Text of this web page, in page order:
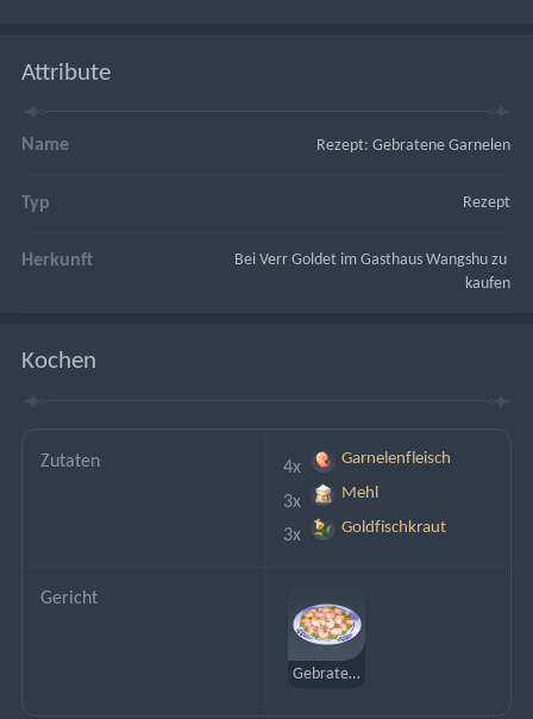
Attribute
Name Rezept: Gebratene Garnelen
Typ Rezept
Herkunft
Bei Verr Goldet im Gasthaus Wangshu zu
kaufen
Kochen
Zutaten 4x Garnelenfleisch
3x Mehl
3x Goldfischkraut
Gericht
Gebratene Garnelen